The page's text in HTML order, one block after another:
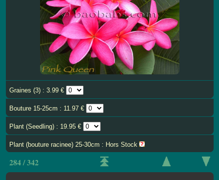
Graines (3) : 3.99 €
Bouture 15-25cm : 11.97 €
Plant (Seedling) : 19.95 €
Plant (bouture racinee) 25-30cm : Hors Stock
284 / 342